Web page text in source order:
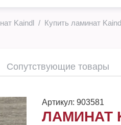
Kaindl Купить ламинат
Сопутствующие товары
Артикул:903581
ЛАМИНАТ